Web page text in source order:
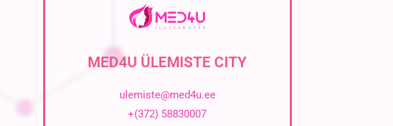
MED4U ÜLEMISTE CITY
ulemiste@med4u.ee
+(372) 58830007